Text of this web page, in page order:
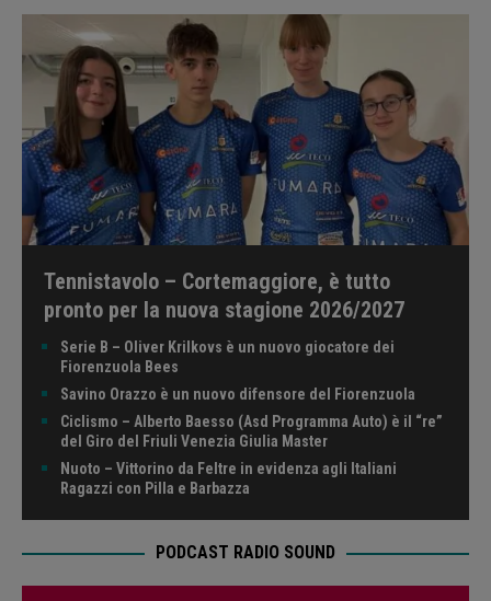
Tennistavolo – Cortemaggiore, è tutto
pronto per la nuova stagione 2026/2027
Serie B – Oliver Krilkovs è un nuovo giocatore dei
Fiorenzuola Bees
Savino Orazzo è un nuovo difensore del Fiorenzuola
Ciclismo – Alberto Baesso (Asd Programma Auto) è il “re”
del Giro del Friuli Venezia Giulia Master
Nuoto – Vittorino da Feltre in evidenza agli Italiani
Ragazzi con Pilla e Barbazza
PODCAST RADIO SOUND